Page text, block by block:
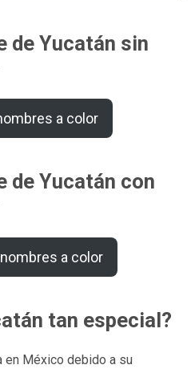
de Yucatán sin
a color
de Yucatán con
a color
tan especial?
en México debido a su